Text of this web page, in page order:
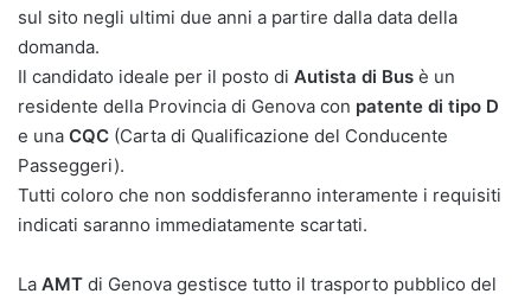
sul sito negli ultimi due anni a partire dalla data della
domanda.
Il candidato ideale per il posto di Autista di Bus è un
residente della Provincia di Genova con patente di tipo D
e una CQC (Carta di Qualificazione del Conducente
Passeggeri).
Tutti coloro che non soddisferanno interamente i requisiti
indicati saranno immediatamente scartati.
La AMT di Genova gestisce tutto il trasporto pubblico del